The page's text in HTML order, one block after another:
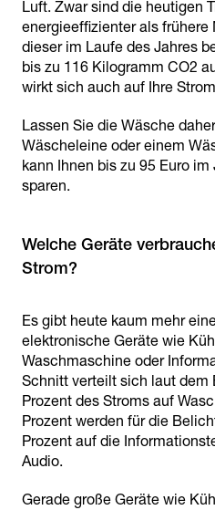
Luft. Zwar sind die heutigen
energieeffizienter als
dieser im Laufe des Jahres
bis zu 116 Kilogramm CO2
wirkt sich auch auf Ihre
Lassen Sie die Wäsche
Wäscheleine oder einem
kann Ihnen bis zu 95 Euro
sparen.
Welche Geräte
Strom?
Es gibt heute kaum mehr
elektronische Geräte wie
Waschmaschine oder
Schnitt verteilt sich laut dem
Prozent des Stroms auf
Prozent werden für die
Prozent auf die
Audio.
Gerade große Geräte wie